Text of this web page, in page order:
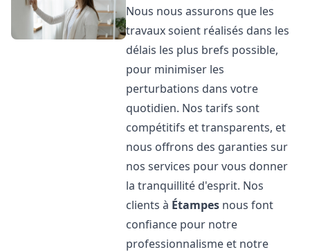
Nous nous assurons que les
travaux soient réalisés dans les
délais les plus brefs possible,
pour minimiser les
perturbations dans votre
quotidien. Nos tarifs sont
compétitifs et transparents, et
nous offrons des garanties sur
nos services pour vous donner
la tranquillité d'esprit. Nos
clients à Étampes nous font
confiance pour notre
professionnalisme et notre